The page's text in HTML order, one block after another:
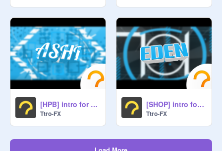
[HPB] intro for Ashibara_art
Ttro-FX
[SHOP] intro for -EdenArtz-
Ttro-FX